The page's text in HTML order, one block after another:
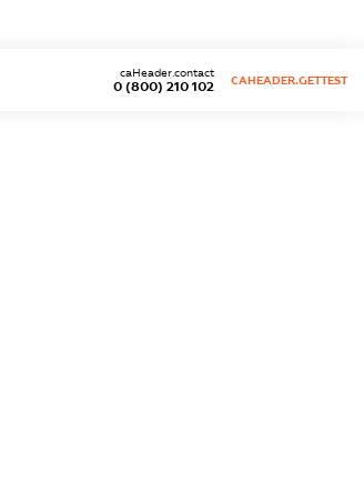
0 (800) 210 102
caHeader.contact
CAHEADER.GETTEST